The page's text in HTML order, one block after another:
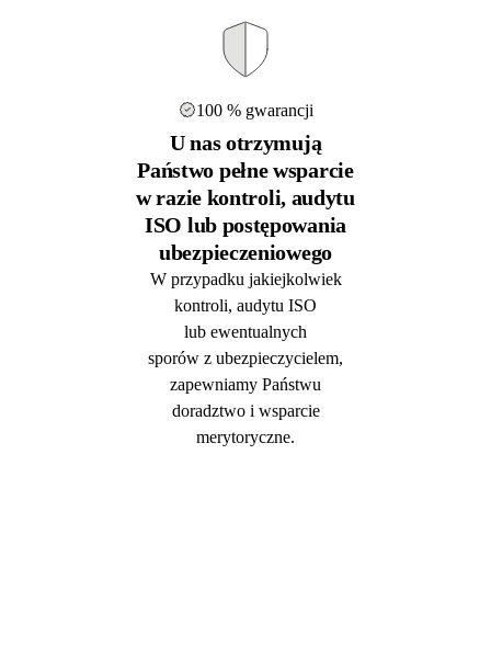
100 % gwarancji
U nas otrzymują
Państwo pełne wsparcie
w razie kontroli, audytu
ISO lub postępowania
ubezpieczeniowego
W przypadku jakiejkolwiek
kontroli, audytu ISO
lub ewentualnych
sporów z ubezpieczycielem,
zapewniamy Państwu
doradztwo i wsparcie
merytoryczne.